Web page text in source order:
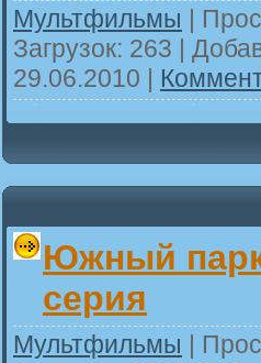
Мультфильмы |
Загрузок: 263 |
29.06.2010 |
Южный парк
серия
Мультфильмы |